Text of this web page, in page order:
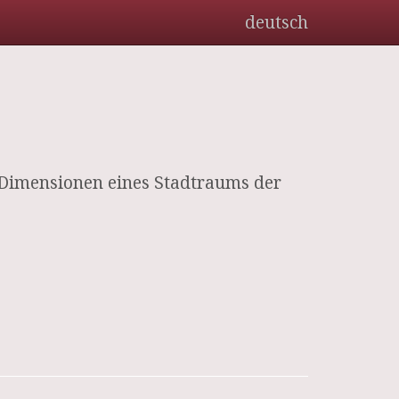
deutsch
eines Stadtraums der